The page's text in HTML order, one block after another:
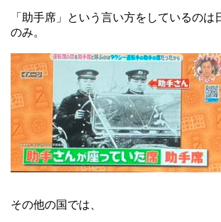
「助手席」という言い方をしているのは
のみ。
その他の国では、